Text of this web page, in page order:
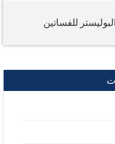
للفساتين